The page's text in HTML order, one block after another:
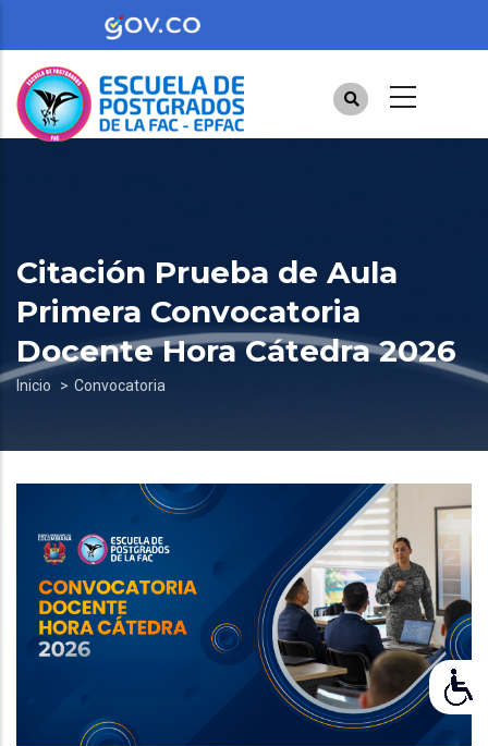
contenido
principal
Citación Prueba de Aula
Primera Convocatoria
Docente Hora Cátedra 2026
Sobrescribir
de
ayuda
navegación
Inicio Convocatoria